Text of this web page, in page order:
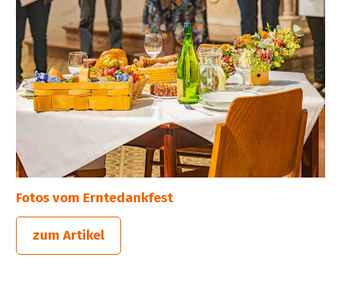
Fotos vom Erntedankfest
zum Artikel